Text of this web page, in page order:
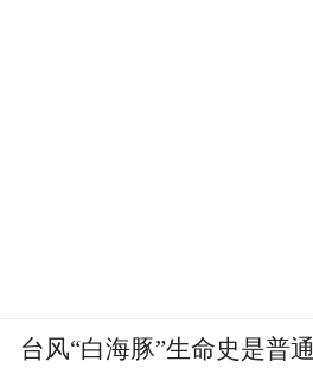
台风“白海豚”生命史是普通